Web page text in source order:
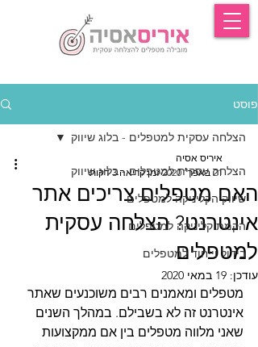
פוסט
הצלחה עסקית למטפלים - בלוג שיווק
שיווק הקליניקה למטפלים
הקמת קליניקה למטפלים
בידול וייחוד למטפלים
הצלחה עסקית למטפלים - בלוג שיווק
האם מטפלים צריכים אתר
אינטרנט? הצלחה עסקית
למטפלים
איריס אסיה
21 באפר׳ 2020
זמן קריאה 3 דקות
עודכן: 19 במאי 2020
מטפלים ומאמנים רבים משוכנעים שאתר
אינטרנט זה לא בשבילם. במהלך השנים
שאני מלווה מטפלים בין אם ממקצועות